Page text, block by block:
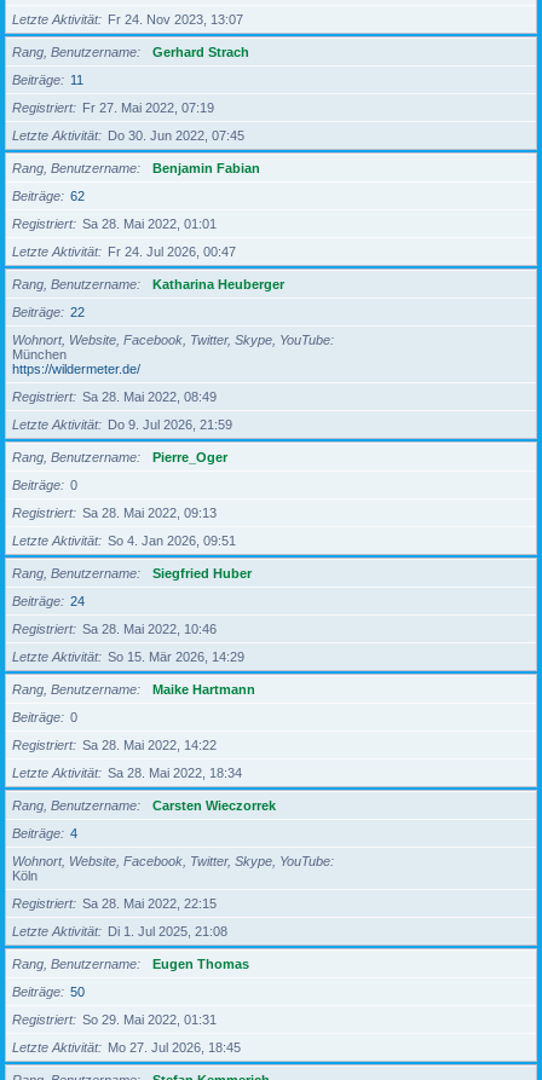
Letzte Aktivität
Fr 24. Nov 2023, 13:07
Rang, Benutzername
Gerhard Strach
Beiträge
11
Registriert
Fr 27. Mai 2022, 07:19
Letzte Aktivität
Do 30. Jun 2022, 07:45
Rang, Benutzername
Benjamin Fabian
Beiträge
62
Registriert
Sa 28. Mai 2022, 01:01
Letzte Aktivität
Fr 24. Jul 2026, 00:47
Rang, Benutzername
Katharina Heuberger
Beiträge
22
Wohnort, Website, Facebook, Twitter, Skype, YouTube
München
https://wildermeter.de/
Registriert
Sa 28. Mai 2022, 08:49
Letzte Aktivität
Do 9. Jul 2026, 21:59
Rang, Benutzername
Pierre_Oger
Beiträge
0
Registriert
Sa 28. Mai 2022, 09:13
Letzte Aktivität
So 4. Jan 2026, 09:51
Rang, Benutzername
Siegfried Huber
Beiträge
24
Registriert
Sa 28. Mai 2022, 10:46
Letzte Aktivität
So 15. Mär 2026, 14:29
Rang, Benutzername
Maike Hartmann
Beiträge
0
Registriert
Sa 28. Mai 2022, 14:22
Letzte Aktivität
Sa 28. Mai 2022, 18:34
Rang, Benutzername
Carsten Wieczorrek
Beiträge
4
Wohnort, Website, Facebook, Twitter, Skype, YouTube
Köln
Registriert
Sa 28. Mai 2022, 22:15
Letzte Aktivität
Di 1. Jul 2025, 21:08
Rang, Benutzername
Eugen Thomas
Beiträge
50
Registriert
So 29. Mai 2022, 01:31
Letzte Aktivität
Mo 27. Jul 2026, 18:45